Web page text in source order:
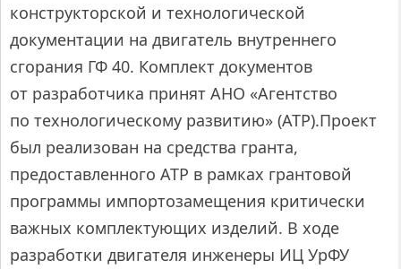
конструкторской и технологической
документации на двигатель внутреннего
сгорания ГФ 40. Комплект документов
от разработчика принят АНО «Агентство
по технологическому развитию» (АТР).Проект
был реализован на средства гранта,
предоставленного АТР в рамках грантовой
программы импортозамещения критически
важных комплектующих изделий. В ходе
разработки двигателя инженеры ИЦ УрФУ